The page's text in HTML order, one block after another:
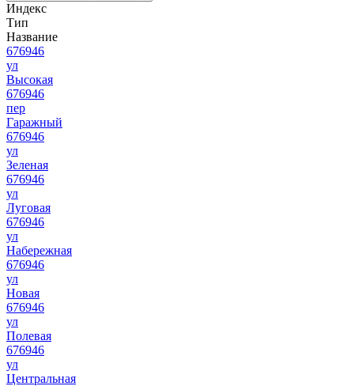
Индекс
Тип
Название
676946
ул
Высокая
676946
пер
Гаражный
676946
ул
Зеленая
676946
ул
Луговая
676946
ул
Набережная
676946
ул
Новая
676946
ул
Полевая
676946
ул
Центральная